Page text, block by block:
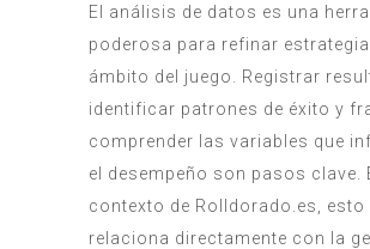
El análisis de datos es una
poderosa para refinar
ámbito del juego. Registrar
identificar patrones de éxito y
comprender las variables que
el desempeño son pasos clave.
contexto de Rolldorado.es, esto
relaciona directamente con la